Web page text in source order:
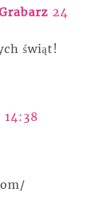
24
świąt!